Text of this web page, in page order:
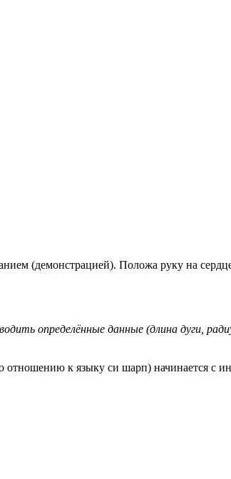
(демонстрацией). Положа руку на
определённые данные (длина дуги,
к языку си шарп) начинается с